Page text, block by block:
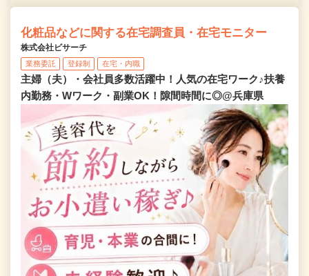
化粧品などに関する在宅調査員・在宅モニター
株式会社ビサーチ
業務委託 登録制 在宅・内職
主婦（夫）・会社員多数活躍中！人気の在宅ワーク♪扶養
内勤務・Wワーク・副業OK！隙間時間に◎@兵庫県